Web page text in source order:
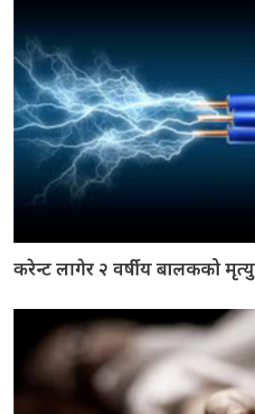
करेन्ट लागेर २ वर्षीय बालकको मृत्यु